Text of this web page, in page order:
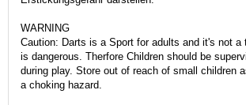
WARNING
Caution: Darts is a Sport for adults and it's not a
is dangerous. Therfore Children should be
during play. Store out of reach of small children
a choking hazard.